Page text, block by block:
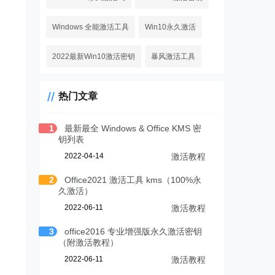
Windows 全能激活工具 Win10永久激活
2022最新Win10激活密钥 暴风激活工具
热门文章
1
最新最全 Windows & Office KMS 密
钥列表
2022-04-14 激活教程
2
Office2021 激活工具 kms（100%永
久激活）
2022-06-11 激活教程
3
office2016 专业增强版永久激活密钥
（附激活教程）
2022-06-11 激活教程